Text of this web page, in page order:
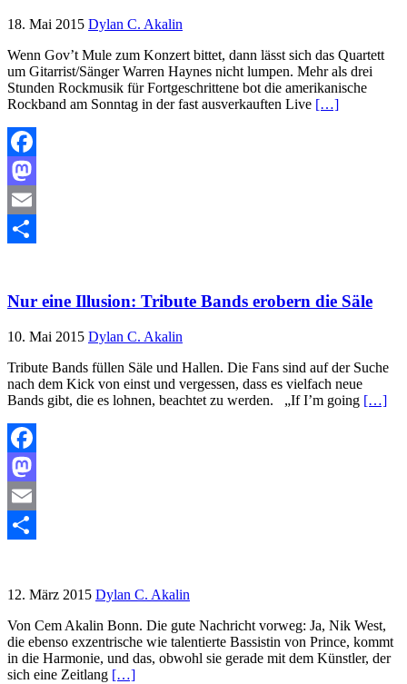
18. Mai 2015 Dylan C. Akalin
Wenn Gov’t Mule zum Konzert bittet, dann lässt sich das Quartett
um Gitarrist/Sänger Warren Haynes nicht lumpen. Mehr als drei
Stunden Rockmusik für Fortgeschrittene bot die amerikanische
Rockband am Sonntag in der fast ausverkauften Live […]
Facebook
Mastodon
Email
Nur eine Illusion: Tribute Bands erobern die Säle
10. Mai 2015 Dylan C. Akalin
Tribute Bands füllen Säle und Hallen. Die Fans sind auf der Suche
nach dem Kick von einst und vergessen, dass es vielfach neue
Bands gibt, die es lohnen, beachtet zu werden. „If I’m going […]
Facebook
Mastodon
Email
12. März 2015 Dylan C. Akalin
Von Cem Akalin Bonn. Die gute Nachricht vorweg: Ja, Nik West,
die ebenso exzentrische wie talentierte Bassistin von Prince, kommt
in die Harmonie, und das, obwohl sie gerade mit dem Künstler, der
sich eine Zeitlang […]